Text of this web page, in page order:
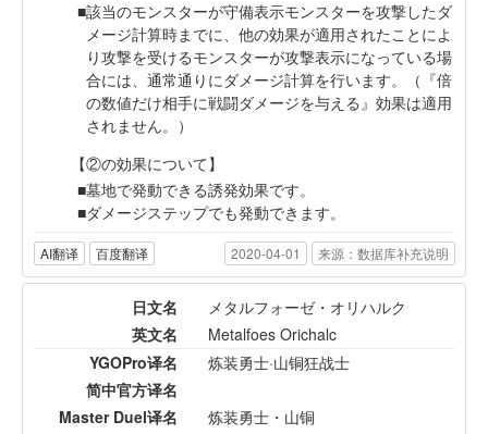
該当のモンスターが守備表示モンスターを攻撃したダ
メージ計算時までに、他の効果が適用されたことによ
り攻撃を受けるモンスターが攻撃表示になっている場
合には、通常通りにダメージ計算を行います。（『倍
の数値だけ相手に戦闘ダメージを与える』効果は適用
されません。）
【②の効果について】
墓地で発動できる誘発効果です。
ダメージステップでも発動できます。
AI翻译 百度翻译 2020-04-01 来源：数据库补充说明
日文名
メタルフォーゼ・オリハルク
英文名
Metalfoes Orichalc
YGOPro译名
炼装勇士·山铜狂战士
简中官方译名
Master Duel译名
炼装勇士・山铜